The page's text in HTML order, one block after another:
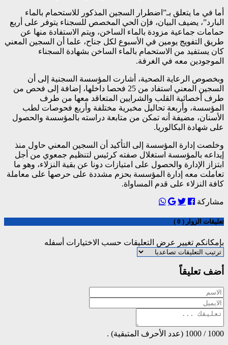
أما في ما يتعلق بـ”اضطرار السجين المذكور للاستحمام بالماء
البارد”، يضيف البيان، فإن الحي المخصص للسجناء يتوفر على أربع
حمامات جماعية مزودة بالماء الساخن، ويتم الاستفادة منها عن
طريق التفويج يومين في الأسبوع لكل جناح، علما أن السجين المعني
كان يستفيد من الاستحمام بالماء الساخن بشهادة السجناء
الموجودين معه في الغرفة.
وبخصوص الرعاية الصحية، أشارت المؤسسة السجنية إلى أن
السجين المعني استفاد من 25 فحصا داخلها، إضافة إلى فحص من
طرف أخصائية القلب والشرايين المتعاقد معها من طرف
المؤسسة، وأربعة تحاليل مخبرية مختلفة وأربع فحوصات لطب
الأسنان، مضيفة أنه تمكن من متابعة دراسته بالمؤسسة والحصول
على شهادة البكالوريا.
وخلصت إدارة المؤسسة إلى التأكيد أن السجين المعني حاول منذ
إيداعه بالمؤسسة استغلال صفته كرئيس لتنظيم جمعوي من أجل
ابتزاز الإدارة والحصول على امتيازات دونا عن بقية النزلاء، وهو ما
تعاملت معه إدارة المؤسسة بحزم مشددة على حرصها على معاملة
كافة النزلاء على قدم المساواة.
مشاركة
تعليقات الزوار ( 0 )
بإمكانكم تغيير عرض التعليقات حسب الاختيارات أسفله
أضف تعليقاً
1000
/
1000 (عدد الأحرف المتبقية) .